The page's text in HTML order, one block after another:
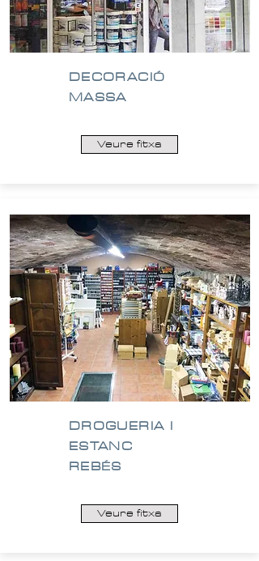
DECORACIÓ
MASSA
Veure fitxa
DROGUERIA I
ESTANC
REBÉS
Veure fitxa